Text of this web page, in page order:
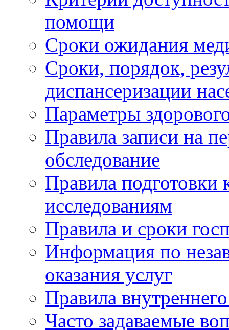
помощи
Сроки ожидания
Сроки, порядок,
диспансеризации
Параметры
Правила записи на
обследование
Правила подготовки
исследованиям
Правила и сроки
Информация по
оказания услуг
Правила
Часто задаваемые